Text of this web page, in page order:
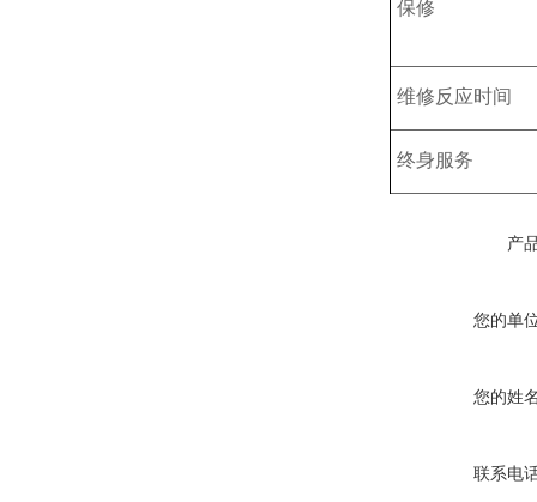
保修
维修反应时间
终身服务
产
您的单
您的姓
联系电